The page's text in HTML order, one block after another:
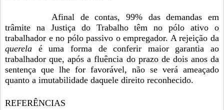
Afinal de contas, 99% das demandas em
trâmite na Justiça do Trabalho têm no pólo ativo o
trabalhador e no pólo passivo o empregador. A rejeição da
querela é uma forma de conferir maior garantia ao
trabalhador que, após a fluência do prazo de dois anos da
sentença que lhe for favorável, não se verá ameaçado
quanto a imutabilidade daquele direito reconhecido.
REFERÊNCIAS